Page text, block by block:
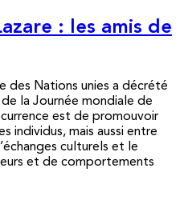
: les amis de
des Nations unies a décrété
la Journée mondiale de
est de promouvoir
individus, mais aussi entre
culturels et le
et de comportements